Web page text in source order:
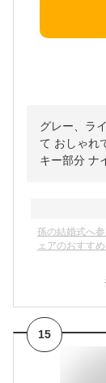
グレー、ラ
て おしゃれ
キー部分 ナ
孫の結婚式へ
ェアのおすすめ
15